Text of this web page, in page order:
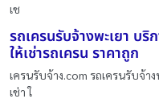
เช
รถเครนรับจ้างพะเยา บริ
ให้เช่ารถเครน ราคาถูก
เครนรับจ้าง.com รถเครนรับจ้า
เช่า ใ